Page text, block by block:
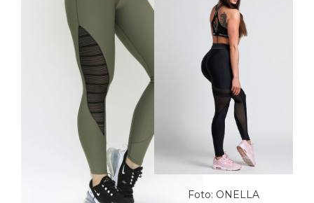
Foto: ONELLA
He leído y acepto la Política de Privacidad .